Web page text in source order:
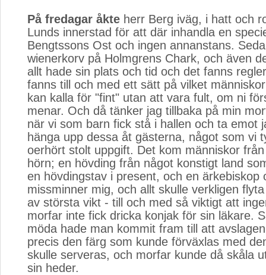
På fredagar åkte herr Berg iväg, i hatt och
Lunds innerstad för att där inhandla en
Bengtssons Ost och ingen annanstans.
wienerkorv på Holmgrens Chark, och även
allt hade sin plats och tid och det fanns
fanns till och med ett sätt på vilket
kan kalla för "fint" utan att vara fult, om ni
menar. Och då tänker jag tillbaka på min
när vi som barn fick stå i hallen och ta emot
hänga upp dessa åt gästerna, något som vi
oerhört stolt uppgift. Det kom människor
hörn; en hövding från något konstigt land
en hövdingstav i present, och en ärkebiskop
missminner mig, och allt skulle verkligen
av största vikt - till och med så viktigt att
morfar inte fick dricka konjak för sin läkare.
möda hade man kommit fram till att
precis den färg som kunde förväxlas med
skulle serveras, och morfar kunde då skåla
sin heder.